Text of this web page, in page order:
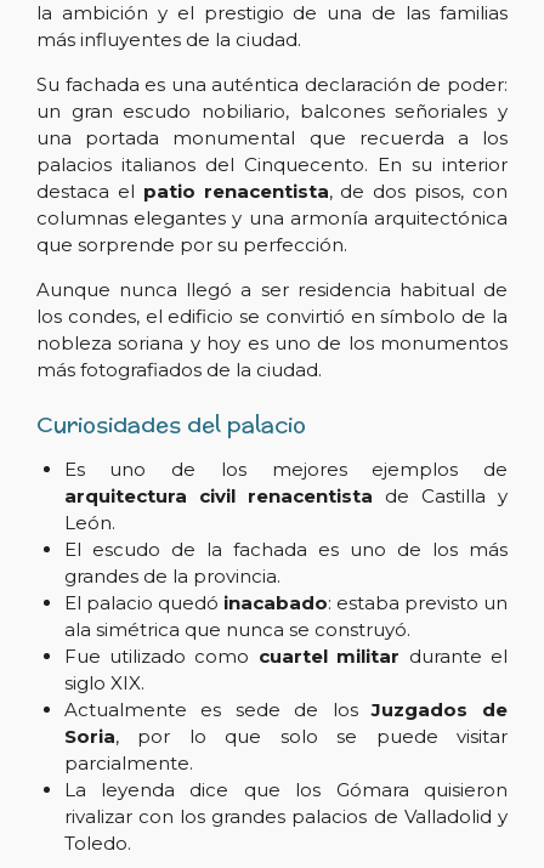
la ambición y el prestigio de una de las familias
más influyentes de la ciudad.
Su fachada es una auténtica declaración de poder:
un gran escudo nobiliario, balcones señoriales y
una portada monumental que recuerda a los
palacios italianos del Cinquecento. En su interior
destaca el patio renacentista, de dos pisos, con
columnas elegantes y una armonía arquitectónica
que sorprende por su perfección.
Aunque nunca llegó a ser residencia habitual de
los condes, el edificio se convirtió en símbolo de la
nobleza soriana y hoy es uno de los monumentos
más fotografiados de la ciudad.
Curiosidades del palacio
Es uno de los mejores ejemplos de
arquitectura civil renacentista de Castilla y
León.
El escudo de la fachada es uno de los más
grandes de la provincia.
El palacio quedó inacabado: estaba previsto un
ala simétrica que nunca se construyó.
Fue utilizado como cuartel militar durante el
siglo XIX.
Actualmente es sede de losJuzgados de
Soria, por lo que solo se puede visitar
parcialmente.
La leyenda dice que los Gómara quisieron
rivalizar con los grandes palacios de Valladolid y
Toledo.